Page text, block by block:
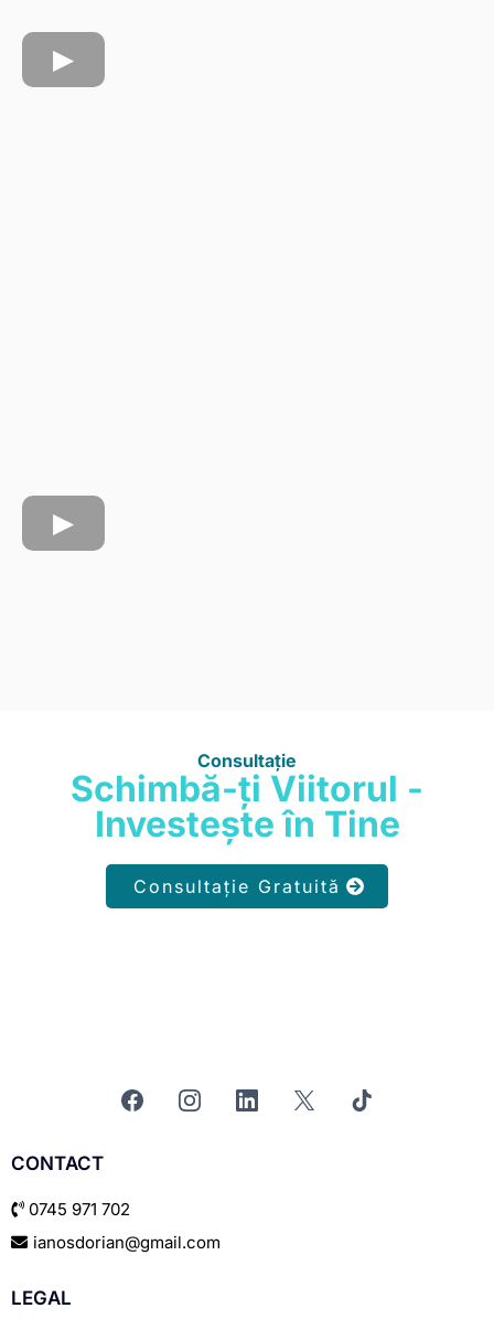
Consultație
Schimbă-ți Viitorul -
Investește în Tine
Consultație Gratuită
CONTACT
0745 971 702
ianosdorian@gmail.com
LEGAL